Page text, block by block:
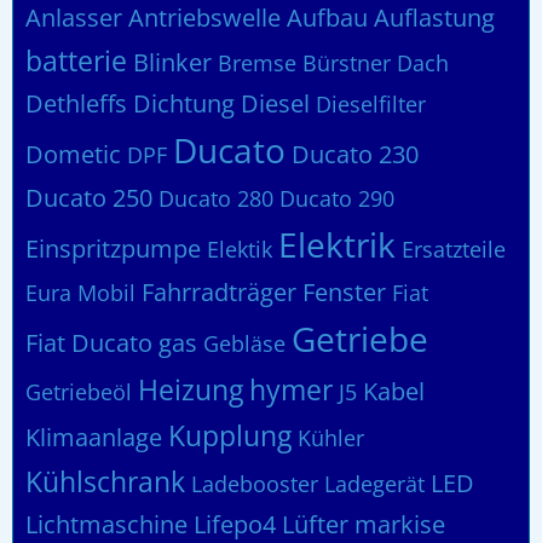
AnlasserAntriebswelleAufbau Auflastung
batterie Blinker Bremse Bürstner Dach
Dethleffs Dichtung Diesel Dieselfilter
Dometic DPF Ducato Ducato 230
Ducato 250 Ducato 280 Ducato 290
Einspritzpumpe Elektik Elektrik Ersatzteile
Eura Mobil Fahrradträger Fenster Fiat
Fiat Ducato gas Gebläse Getriebe
Getriebeöl Heizung hymer J5 Kabel
Klimaanlage Kupplung Kühler
Kühlschrank Ladebooster Ladegerät LED
Lichtmaschine Lifepo4 Lüfter markise